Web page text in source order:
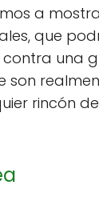
a
que
una
son
rincón